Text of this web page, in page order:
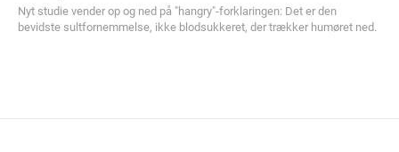
Nyt studie vender op og ned på "hangry"-forklaringen: Det er den
bevidste sultfornemmelse, ikke blodsukkeret, der trækker humøret ned.